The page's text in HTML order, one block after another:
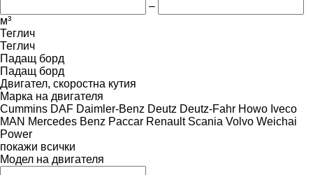
–
м³
Теглич
Теглич
Падащ борд
Падащ борд
Двигател, скоростна кутия
Марка на двигателя
Cummins DAF Daimler-Benz Deutz Deutz-Fahr Howo Iveco
MAN Mercedes Benz Paccar Renault Scania Volvo Weichai
Power
покажи всички
Модел на двигателя